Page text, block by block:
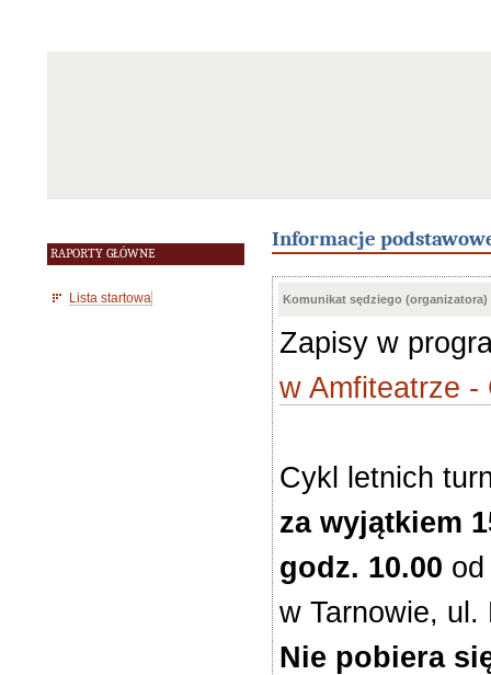
RAPORTY GŁÓWNE
Lista startowa
Informacje
Komunikat sędziego (organizatora)
Zapisy w
w Amfiteatrze -
Cykl letnich
za wyjątkiem
godz. 10.00
w Tarnowie, ul.
Nie pobiera